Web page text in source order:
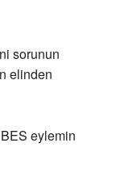
sorunun
elinden
eylemin